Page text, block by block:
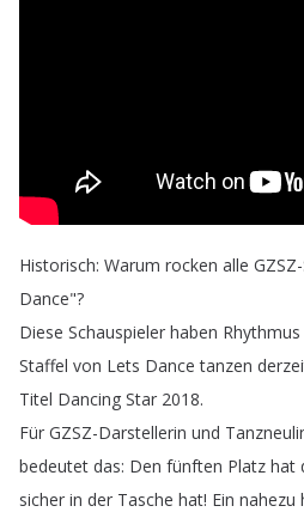
Historisch: Warum rocken alle
Dance"?
Diese Schauspieler haben Rhythmus
Staffel von Lets Dance tanzen
Titel Dancing Star 2018.
Für GZSZ-Darstellerin und
bedeutet das: Den fünften Platz hat
sicher in der Tasche hat! Ein nahezu